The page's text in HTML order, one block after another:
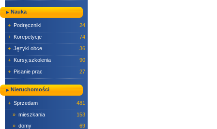
Nauka
+ Podręczniki
24
+ Korepetycje
74
+ Języki obce
36
+ Kursy,szkolenia
90
+ Pisanie prac 27
Nieruchomości
+ Sprzedam
481
» mieszkania
153
» domy
69